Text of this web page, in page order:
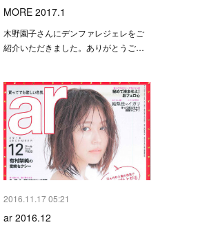
MORE 2017.1
木野園子さんにデンファレジェレをご
紹介いただきました。ありがとうご…
2016.11.17 05:21
ar 2016.12